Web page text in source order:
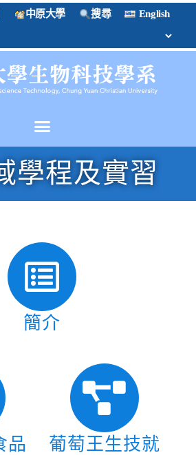
中原大學 搜尋 English
學程及實習
簡介
品
葡萄王生技就